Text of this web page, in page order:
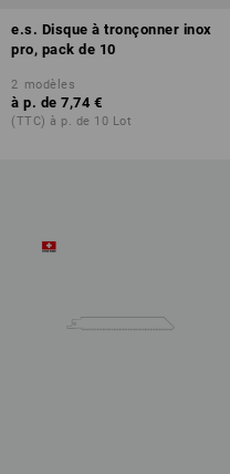
e.s. Disque à tronçonner inox
pro, pack de 10
2 modèles
à p. de 7,74 €
(TTC) à p. de 10 Lot